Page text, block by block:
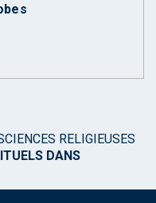
RELIGIEUSES
DANS